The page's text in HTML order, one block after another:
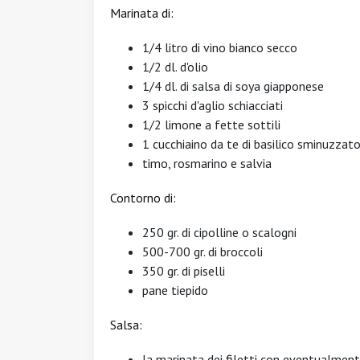
Marinata di:
1/4 litro di vino bianco secco
1/2 dl. d'olio
1/4 dl. di salsa di soya giapponese
3 spicchi d'aglio schiacciati
1/2 limone a fette sottili
1 cucchiaino da te di basilico sminuzzato
timo, rosmarino e salvia
Contorno di:
250 gr. di cipolline o scalogni
500-700 gr. di broccoli
350 gr. di piselli
pane tiepido
Salsa: